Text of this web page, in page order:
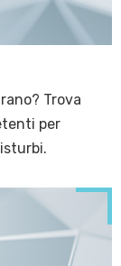
Trova
per